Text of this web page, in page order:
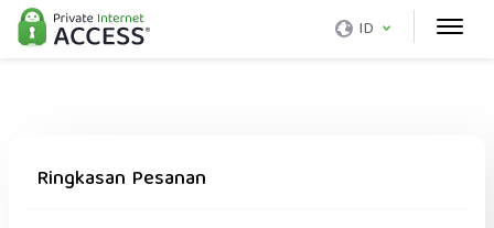
ID
Ringkasan Pesanan